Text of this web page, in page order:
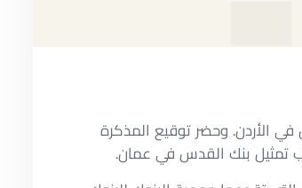
الأردن. وحضر توقيع المذكرة
تمثيل بنك القدس في عمان.